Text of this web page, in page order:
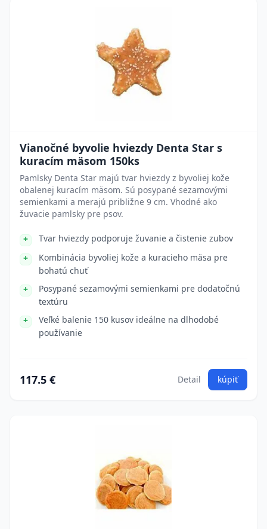
Vianočné byvolie hviezdy Denta Star s
kuracím mäsom 150ks
Pamlsky Denta Star majú tvar hviezdy z byvoliej kože
obalenej kuracím mäsom. Sú posypané sezamovými
semienkami a merajú približne 9 cm. Vhodné ako
žuvacie pamlsky pre psov.
Tvar hviezdy podporuje žuvanie a čistenie zubov
Kombinácia byvoliej kože a kuracieho mäsa pre
bohatú chuť
Posypané sezamovými semienkami pre dodatočnú
textúru
Veľké balenie 150 kusov ideálne na dlhodobé
používanie
117.5 € Detail kúpiť